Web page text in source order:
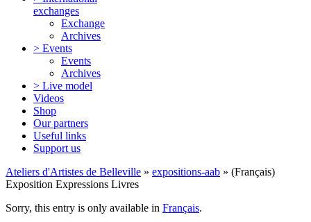
exchanges
Exchange
Archives
> Events
Events
Archives
> Live model
Videos
Shop
Our partners
Useful links
Support us
Ateliers d'Artistes de Belleville » expositions-aab » (Français)
Exposition Expressions Livres
Sorry, this entry is only available in Français.